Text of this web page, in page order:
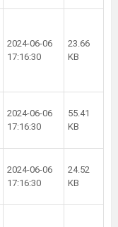
2024-06-06
17:16:30
23.66
KB
2024-06-06
17:16:30
55.41
KB
2024-06-06
17:16:30
24.52
KB